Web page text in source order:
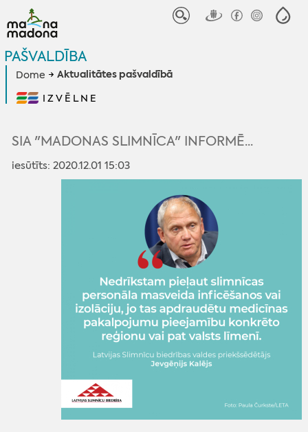
PAŠVALDĪBA
Dome Aktualitātes pašvaldībā
IZVĒLNE
SIA "MADONAS SLIMNĪCA" INFORMĒ...
iesūtīts: 2020.12.01 15:03